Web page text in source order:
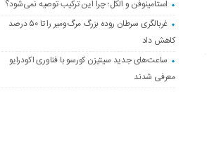
استامینوفن و الکل؛ چرا این ترکیب توصیه نمی‌شود؟
غربالگری سرطان روده بزرگ مرگ‌ومیر را تا ۵۰ درصد
کاهش داد
ساعت‌های جدید سیتیزن کورسو با فناوری اکودرایو
معرفی شدند